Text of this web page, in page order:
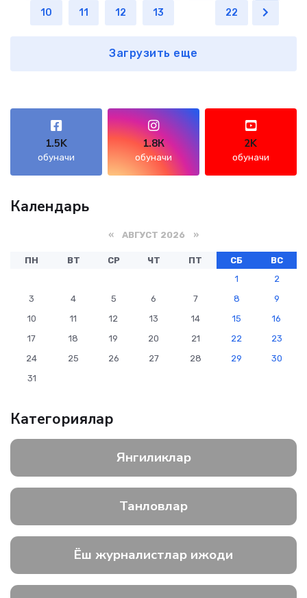
10 11 12 13 22
Загрузить еще
1.5K
обуначи
1.8К
обуначи
2K
обуначи
Календарь
« АВГУСТ 2026 »
ПН ВТ СР ЧТ ПТ СБ
ВС
1
2
3
4 5 6 7 8
9
10
11 12 13 14 15
16
17
18 19 20 21 22
23
24
25 26 27 28 29
30
31
Категориялар
Янгиликлар
Танловлар
Ёш журналистлар ижоди